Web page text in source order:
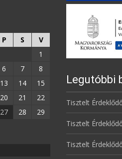
P S
V
1
6 7
8
13 14
15
20 21
22
27 28
29
Legutóbbi
Tisztelt
Tisztelt
Tisztelt